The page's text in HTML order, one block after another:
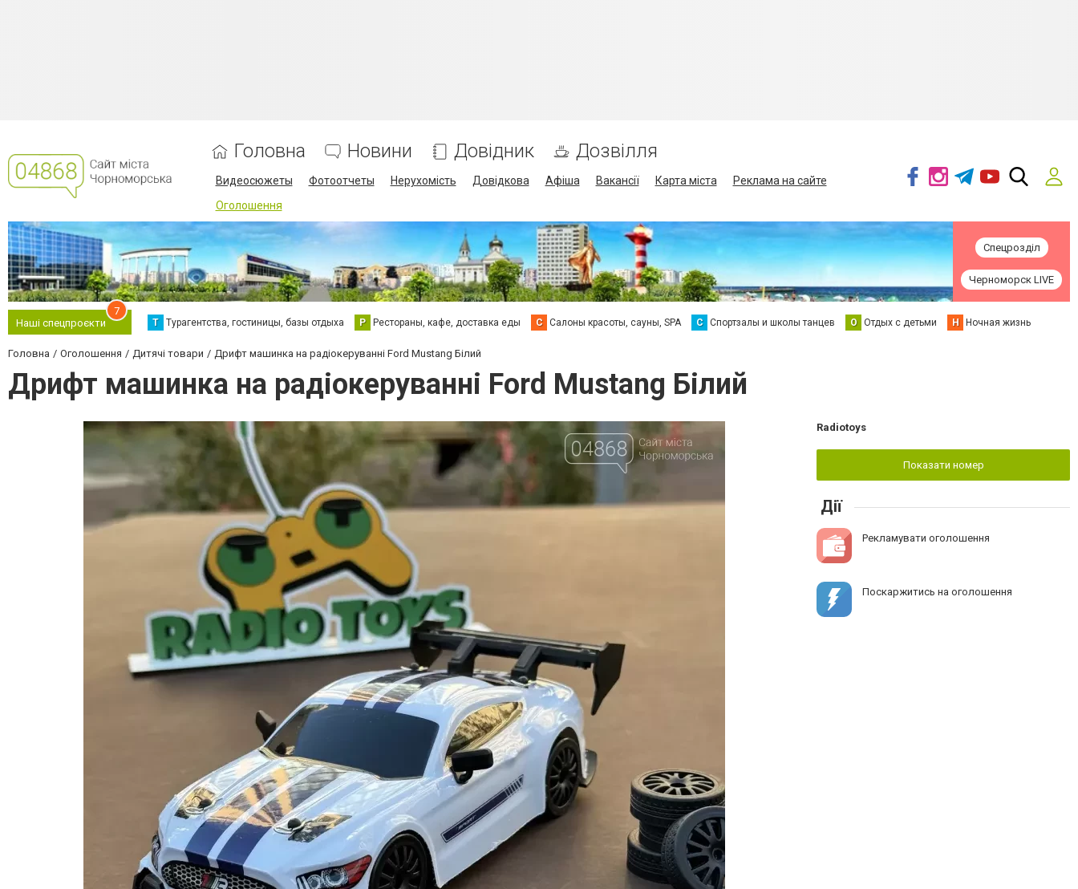
Головна Новини Довідник Дозвілля
Видеосюжеты Фотоотчеты Нерухомість Довідкова Афіша Вакансії Карта міста
Реклама на сайте
Оголошення
Спецрозділ
Черноморск LIVE
Наші спецпроєкти
7
Т Турагентства, гостиницы, базы отдыха Р Рестораны, кафе, доставка еды С Салоны красоты, сауны, SPA С Спортзалы и школы танцев О Отдых с детьми Н Ночная жизнь
Головна Оголошення Дитячі товари Дрифт машинка на радіокеруванні Ford Mustang Білий
Дрифт машинка на радіокеруванні Ford Mustang Білий
Radiotoys
Показати номер
Дії
Рекламувати оголошення
Поскаржитись на оголошення